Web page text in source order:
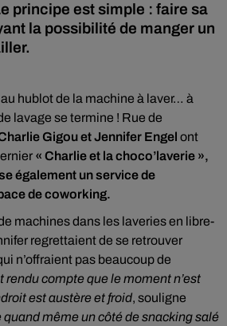
principe est simple : faire sa
la possibilité de manger un
hublot de la machine à laver… à
lavage se termine ! Rue de
Gigou et Jennifer Engel ont
« Charlie et la choco’laverie »,
également un service de
de coworking.
machines dans les laveries en libre-
regrettaient de se retrouver
n’offraient pas beaucoup de
rendu compte que le moment n’est
est austère et froid, souligne
quand même un côté de snacking salé